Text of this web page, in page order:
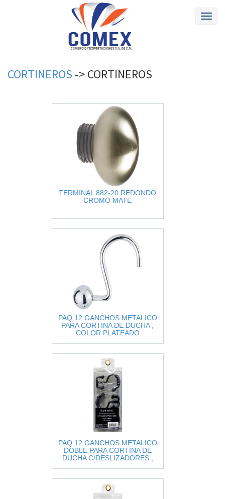
CORTINEROS ->CORTINEROS
TERMINAL 882-20 REDONDO
CROMO MATE
PAQ.12 GANCHOS METALICO
PARA CORTINA DE DUCHA ,
COLOR PLATEADO
PAQ.12 GANCHOS METALICO
DOBLE PARA CORTINA DE
DUCHA C/DESLIZADORES ,